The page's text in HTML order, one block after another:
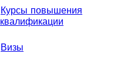
Курсы повышения
квалификации
Визы